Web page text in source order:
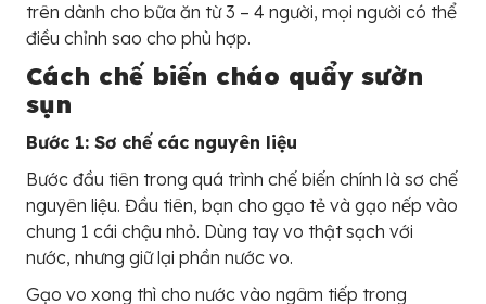
trên dành cho bữa ăn từ 3 – 4 người, mọi người có thể
điều chỉnh sao cho phù hợp.
Cách chế biến cháo quẩy sườn
sụn
Bước 1: Sơ chế các nguyên liệu
Bước đầu tiên trong quá trình chế biến chính là sơ chế
nguyên liệu. Đầu tiên, bạn cho gạo tẻ và gạo nếp vào
chung 1 cái chậu nhỏ. Dùng tay vo thật sạch với
nước, nhưng giữ lại phần nước vo.
Gạo vo xong thì cho nước vào ngâm tiếp trong